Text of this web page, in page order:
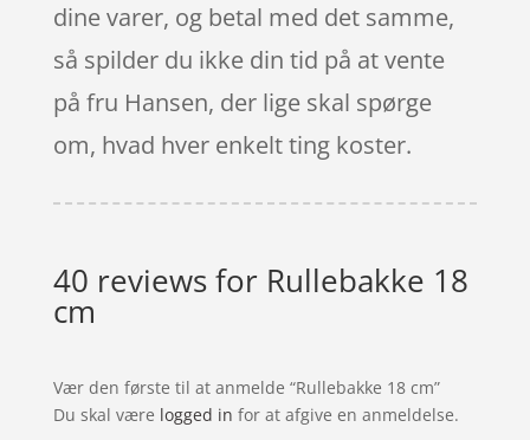
dine varer, og betal med det samme,
så spilder du ikke din tid på at vente
på fru Hansen, der lige skal spørge
om, hvad hver enkelt ting koster.
40 reviews for Rullebakke 18
cm
Vær den første til at anmelde “Rullebakke 18 cm”
Du skal være logged in for at afgive en anmeldelse.